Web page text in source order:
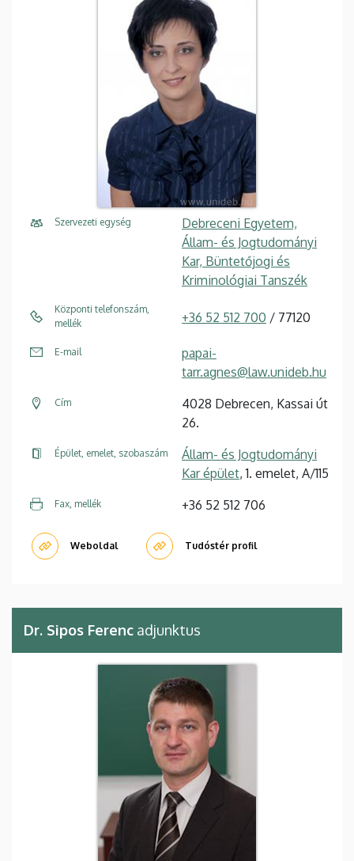
Szervezeti egység
Debreceni Egyetem,
Állam- és Jogtudományi
Kar, Büntetőjogi és
Kriminológiai Tanszék
Központi telefonszám,
mellék
+36 52 512 700 / 77120
E-mail
papai-
tarr.agnes@law.unideb.hu
Cím
4028 Debrecen, Kassai út
26.
Épület, emelet, szobaszám
Állam- és Jogtudományi
Kar épület, 1. emelet, A/115
Fax, mellék +36 52 512 706
Weboldal Tudóstér profil
Dr. Sipos Ferenc adjunktus